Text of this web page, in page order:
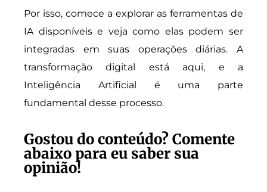
Por isso, comece a explorar as ferramentas de
IA disponíveis e veja como elas podem ser
integradas em suas operações diárias. A
transformação digital está aqui, e a
Inteligência Artificial é uma parte
fundamental desse processo.
Gostou do conteúdo? Comente
abaixo para eu saber sua
opinião!